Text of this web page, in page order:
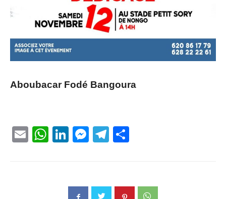
Aboubacar Fodé Bangoura
EmailWhatsApp
LinkedIn
Messenger
Telegram